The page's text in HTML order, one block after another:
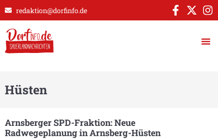
redaktion@dorfinfo.de
Hüsten
Arnsberger SPD-Fraktion: Neue
Radwegeplanung in Arnsberg-Hüsten